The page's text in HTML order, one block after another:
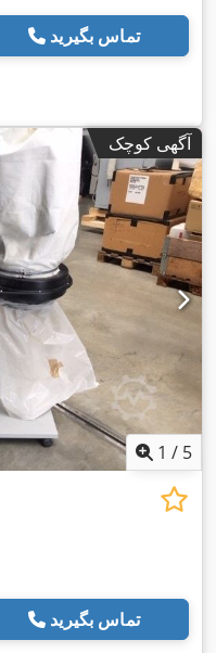
تماس بگیرید
آگهی کوچک
1 / 5
تماس بگیرید